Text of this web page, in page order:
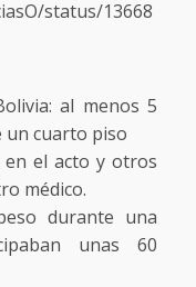
status/13668
al menos 5
un cuarto piso
en el acto y otros
médico.
durante una
unas 60